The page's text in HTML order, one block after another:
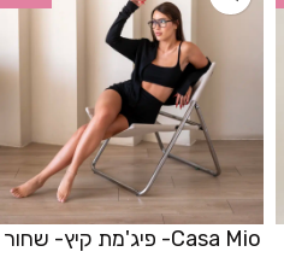
Casa Mio- פיג'מת קיץ- שחור